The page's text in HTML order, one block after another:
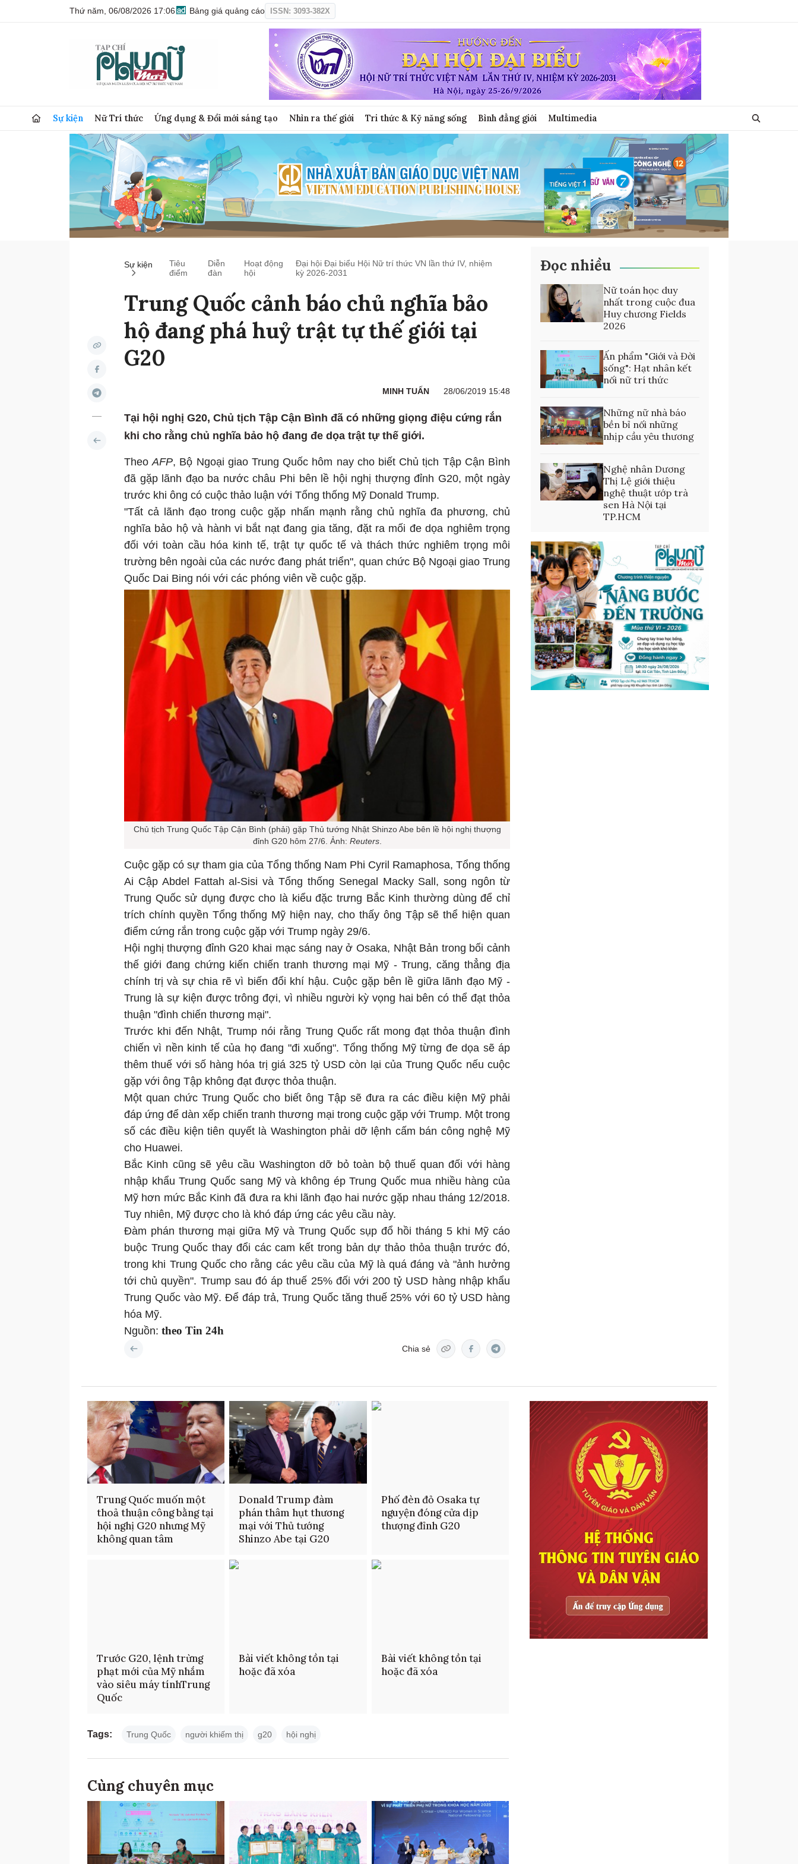
Thứ năm, 06/08/2026 17:06 Bảng giá quảng cáo ISSN: 3093-382X
Sự kiện Nữ Trí thức Ứng dụng & Đổi mới sáng tạo Nhìn ra thế giới Tri thức & Kỹ năng sống Bình đẳng giới Multimedia
Sự kiện
Tiêu
điểm
Diễn
đàn
Hoạt động
hội
Đại hội Đại biểu Hội Nữ trí thức VN lần thứ IV, nhiệm
kỳ 2026-2031
Trung Quốc cảnh báo chủ nghĩa bảo
hộ đang phá huỷ trật tự thế giới tại
G20
MINH TUẤN 28/06/2019 15:48
Tại hội nghị G20, Chủ tịch Tập Cận Bình đã có những giọng điệu cứng rắn
khi cho rằng chủ nghĩa bảo hộ đang đe dọa trật tự thế giới.
TheoAFP, Bộ Ngoại giao Trung Quốc hôm nay cho biết Chủ tịch Tập Cận Bình
đã gặp lãnh đạo ba nước châu Phi bên lề hội nghị thượng đỉnh G20, một ngày
trước khi ông có cuộc thảo luận với Tổng thống Mỹ Donald Trump.
"Tất cả lãnh đạo trong cuộc gặp nhấn mạnh rằng chủ nghĩa đa phương, chủ
nghĩa bảo hộ và hành vi bắt nạt đang gia tăng, đặt ra mối đe dọa nghiêm trọng
đối với toàn cầu hóa kinh tế, trật tự quốc tế và thách thức nghiêm trọng môi
trường bên ngoài của các nước đang phát triển", quan chức Bộ Ngoại giao Trung
Quốc Dai Bing nói với các phóng viên về cuộc gặp.
Chủ tịch Trung Quốc Tập Cận Bình (phải) gặp Thủ tướng Nhật Shinzo Abe bên lề hội nghị thượng
đỉnh G20 hôm 27/6. Ảnh: Reuters.
Cuộc gặp có sự tham gia của Tổng thống Nam Phi Cyril Ramaphosa, Tổng thống
Ai Cập Abdel Fattah al-Sisi và Tổng thống Senegal Macky Sall, song ngôn từ
Trung Quốc sử dụng được cho là kiểu đặc trưng Bắc Kinh thường dùng để chỉ
trích chính quyền Tổng thống Mỹ hiện nay, cho thấy ông Tập sẽ thể hiện quan
điểm cứng rắn trong cuộc gặp với Trump ngày 29/6.
Hội nghị thượng đỉnh G20 khai mạc sáng nay ở Osaka, Nhật Bản trong bối cảnh
thế giới đang chứng kiến chiến tranh thương mại Mỹ - Trung, căng thẳng địa
chính trị và sự chia rẽ vì biến đổi khí hậu. Cuộc gặp bên lề giữa lãnh đạo Mỹ -
Trung là sự kiện được trông đợi, vì nhiều người kỳ vọng hai bên có thể đạt thỏa
thuận "đình chiến thương mại".
Trước khi đến Nhật, Trump nói rằng Trung Quốc rất mong đạt thỏa thuận đình
chiến vì nền kinh tế của họ đang "đi xuống". Tổng thống Mỹ từng đe dọa sẽ áp
thêm thuế với số hàng hóa trị giá 325 tỷ USD còn lại của Trung Quốc nếu cuộc
gặp với ông Tập không đạt được thỏa thuận.
Một quan chức Trung Quốc cho biết ông Tập sẽ đưa ra các điều kiện Mỹ phải
đáp ứng để dàn xếp chiến tranh thương mại trong cuộc gặp với Trump. Một trong
số các điều kiện tiên quyết là Washington phải dỡ lệnh cấm bán công nghệ Mỹ
cho Huawei.
Bắc Kinh cũng sẽ yêu cầu Washington dỡ bỏ toàn bộ thuế quan đối với hàng
nhập khẩu Trung Quốc sang Mỹ và không ép Trung Quốc mua nhiều hàng của
Mỹ hơn mức Bắc Kinh đã đưa ra khi lãnh đạo hai nước gặp nhau tháng 12/2018.
Tuy nhiên, Mỹ được cho là khó đáp ứng các yêu cầu này.
Đàm phán thương mại giữa Mỹ và Trung Quốc sụp đổ hồi tháng 5 khi Mỹ cáo
buộc Trung Quốc thay đổi các cam kết trong bản dự thảo thỏa thuận trước đó,
trong khi Trung Quốc cho rằng các yêu cầu của Mỹ là quá đáng và "ảnh hưởng
tới chủ quyền". Trump sau đó áp thuế 25% đối với 200 tỷ USD hàng nhập khẩu
Trung Quốc vào Mỹ. Để đáp trả, Trung Quốc tăng thuế 25% với 60 tỷ USD hàng
hóa Mỹ.
Nguồn: theo Tin 24h
Chia sẻ
Đọc nhiều
Nữ toán học duy
nhất trong cuộc đua
Huy chương Fields
2026
Ấn phẩm "Giới và Đời
sống": Hạt nhân kết
nối nữ trí thức
Những nữ nhà báo
bền bỉ nối những
nhịp cầu yêu thương
Nghệ nhân Dương
Thị Lệ giới thiệu
nghệ thuật ướp trà
sen Hà Nội tại
TP.HCM
Trung Quốc muốn một
thoả thuận công bằng tại
hội nghị G20 nhưng Mỹ
không quan tâm
Donald Trump đàm
phán thâm hụt thương
mại với Thủ tướng
Shinzo Abe tại G20
Phố đèn đỏ Osaka tự
nguyện đóng cửa dịp
thượng đỉnh G20
Trước G20, lệnh trừng
phạt mới của Mỹ nhắm
vào siêu máy tínhTrung
Quốc
Bài viết không tồn tại
hoặc đã xóa
Bài viết không tồn tại
hoặc đã xóa
Tags: Trung Quốc người khiếm thị g20 hội nghị
Cùng chuyên mục